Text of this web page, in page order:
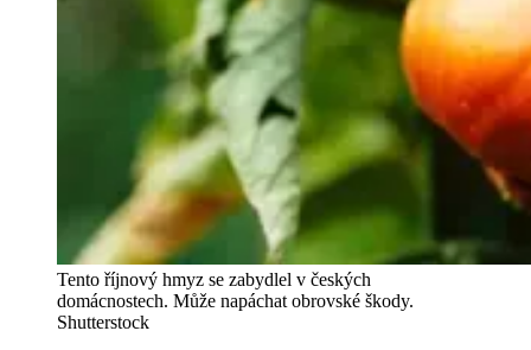
Tento říjnový hmyz se zabydlel v českých
domácnostech. Může napáchat obrovské škody.
Shutterstock